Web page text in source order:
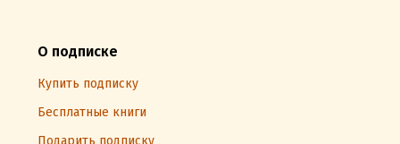
О подписке
Купить подписку
Бесплатные книги
Подарить подписку